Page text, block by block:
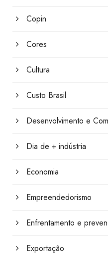
Copin
Cores
Cultura
Custo Brasil
Desenvolvimento e
Dia de + indústria
Economia
Empreendedorismo
Enfrentamento e
Exportação